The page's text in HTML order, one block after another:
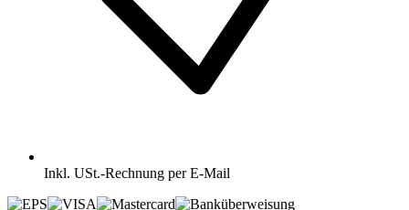
Inkl. USt.-Rechnung per E-Mail